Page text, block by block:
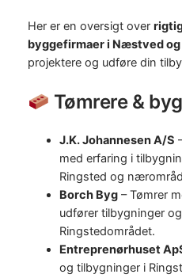
Her er en oversigt over
byggefirmaer i Næstved og
projektere og udføre din
Tømrere &
J.K. Johannesen A/S
med erfaring i
Ringsted og
Borch Byg– Tømrer
udfører tilbygninger
Ringstedområdet.
Entreprenørhuset
og tilbygninger i